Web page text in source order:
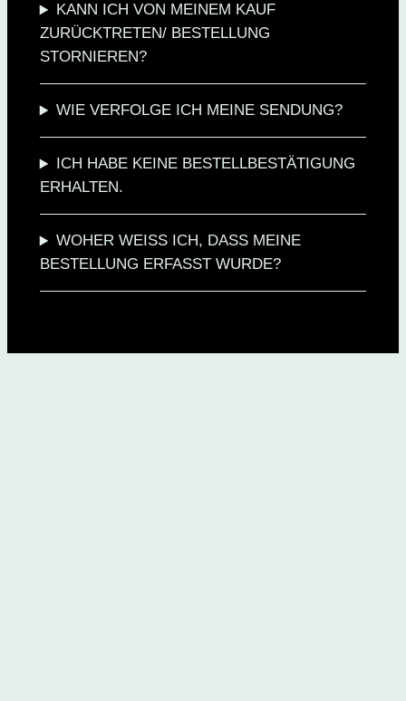
KANN ICH VON MEINEM KAUF
ZURÜCKTRETEN/ BESTELLUNG
STORNIEREN?
WIE VERFOLGE ICH MEINE SENDUNG?
ICH HABE KEINE BESTELLBESTÄTIGUNG
ERHALTEN.
WOHER WEISS ICH, DASS MEINE
BESTELLUNG ERFASST WURDE?